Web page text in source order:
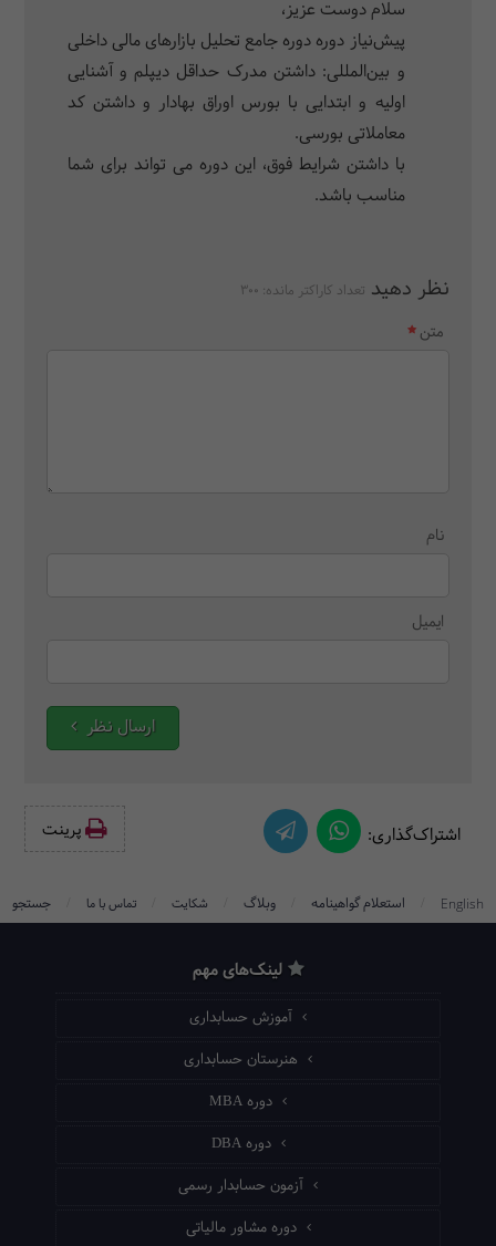
سلام دوست عزیز،
پیش‌نیاز دوره دوره جامع تحلیل بازارهای مالی داخلی
و بین‌المللی: داشتن مدرک حداقل دیپلم و آشنایی
اولیه و ابتدایی با بورس اوراق بهادار و داشتن کد
معاملاتی بورسی.
با داشتن شرایط فوق، این دوره می تواند برای شما
مناسب باشد.
نظر دهید تعداد کاراکتر مانده: 300
متن
نام
ایمیل
ارسال نظر
اشتراک‌گذاری: پرینت‌
English استعلام گواهینامه وبلاگ شکایت تماس با ما جستجو
لینک‌های مهم
آموزش حسابداری
هنرستان حسابداری
دوره MBA
دوره DBA
آزمون حسابدار رسمی
دوره مشاور مالیاتی